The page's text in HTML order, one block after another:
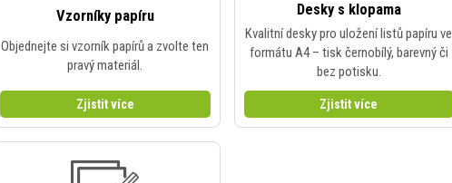
Vzorníky papíru
Objednejte si vzorník papírů a zvolte ten
pravý materiál.
Zjistit více
Desky s klopama
Kvalitní desky pro uložení listů papíru ve
formátu A4 – tisk černobílý, barevný či
bez potisku.
Zjistit více